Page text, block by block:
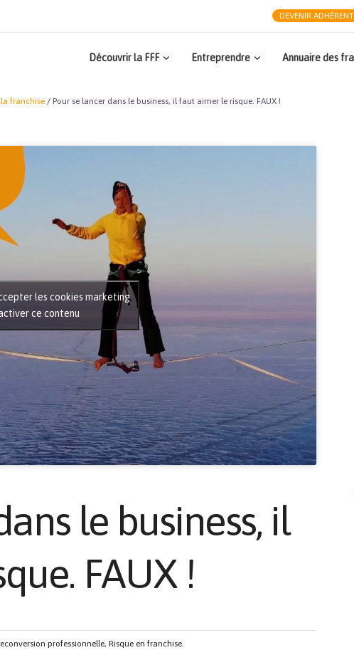
DEVENIR ADHÉRENT
Découvrir la FFF Entreprendre Annuaire des
franchise / Pour se lancer dans le business, il faut aimer le risque. FAUX !
les cookies marketing
ce contenu
le business, il
FAUX !
professionnelle, Risque en franchise.